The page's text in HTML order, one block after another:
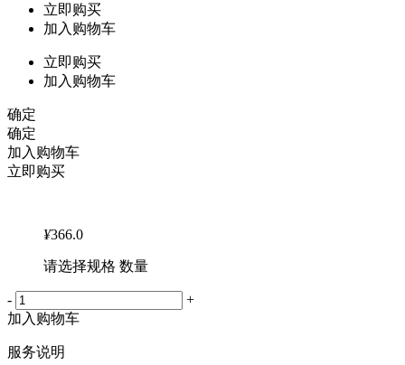
立即购买
加入购物车
立即购买
加入购物车
确定
确定
加入购物车
立即购买
¥366.0
请选择规格 数量
-
+
加入购物车
服务说明